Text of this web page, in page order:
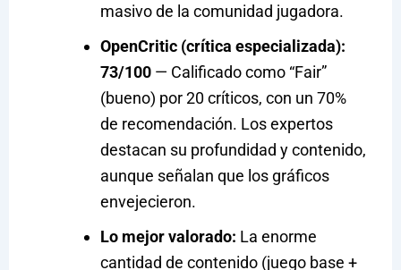
masivo de la comunidad jugadora.
OpenCritic (crítica especializada):
73/100— Calificado como “Fair”
(bueno) por 20 críticos, con un 70%
de recomendación. Los expertos
destacan su profundidad y contenido,
aunque señalan que los gráficos
envejecieron.
Lo mejor valorado: La enorme
cantidad de contenido (juego base +